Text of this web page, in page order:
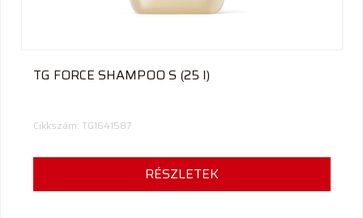
TG FORCE SHAMPOO S (25 l)
Cikkszám: TG1641587
RÉSZLETEK